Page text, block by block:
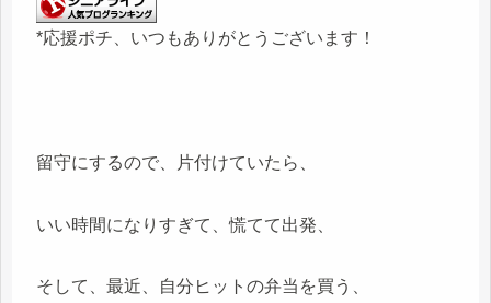
*応援ポチ、いつもありがとうございます！
留守にするので、片付けていたら、
いい時間になりすぎて、慌てて出発、
そして、最近、自分ヒットの弁当を買う、